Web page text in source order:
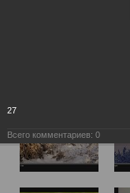
27
Всего комментариев: 0